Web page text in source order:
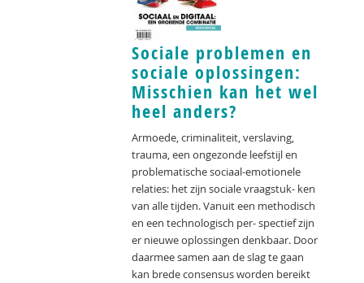
Sociale problemen en
sociale oplossingen:
Misschien kan het wel
heel anders?
Armoede, criminaliteit, verslaving,
trauma, een ongezonde leefstijl en
problematische sociaal-emotionele
relaties: het zijn sociale vraagstuk- ken
van alle tijden. Vanuit een methodisch
en een technologisch per- spectief zijn
er nieuwe oplossingen denkbaar. Door
daarmee samen aan de slag te gaan
kan brede consensus worden bereikt